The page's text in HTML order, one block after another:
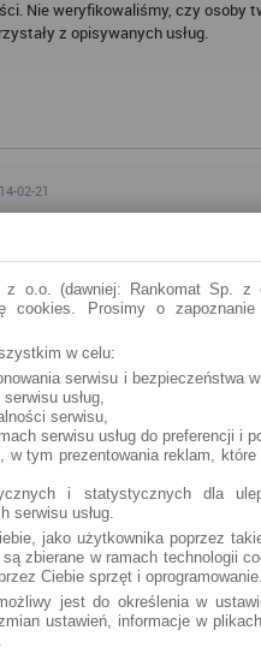
Nie weryfikowaliśmy, czy osoby
z opisywanych usług.
02-21
z o.o. (dawniej: Rankomat Sp.
cookies. Prosimy o
w celu:
serwisu i bezpieczeństwa
usług,
serwisu,
serwisu usług do preferencji i
w tym prezentowania reklam, które
i statystycznych dla
serwisu usług.
jako użytkownika poprzez
zbierane w ramach technologii
Ciebie sprzęt i oprogramowanie.
jest do określenia w
ustawień, informacje w